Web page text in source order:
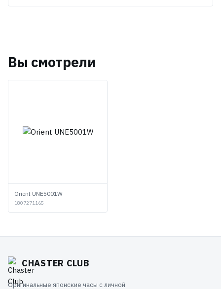
Вы смотрели
Orient UNE5001W
1807271165
CHASTER CLUB
Оригинальные японские часы с личной